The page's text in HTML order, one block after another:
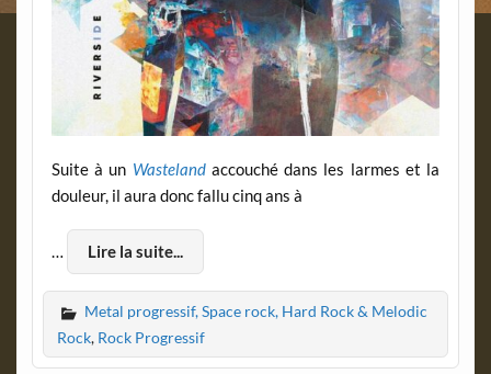
Suite à un Wastelandaccouché dans les larmes et la
douleur, il aura donc fallu cinq ans à
… Lire la suite...
Metal progressif, Space rock, Hard Rock & Melodic
Rock, Rock Progressif